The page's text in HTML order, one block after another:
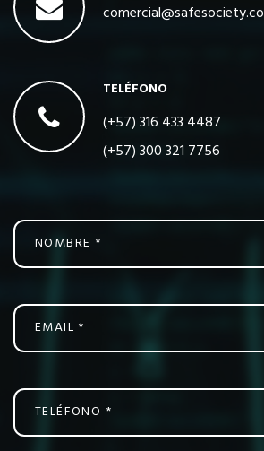
comercial@safesociety.co
TELÉFONO
(+57) 316 433 4487
(+57) 300 321 7756